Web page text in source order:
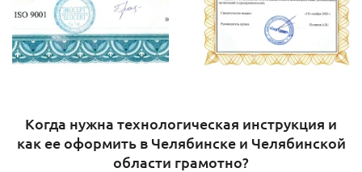
Когда нужна технологическая инструкция и
как ее оформить в Челябинске и Челябинской
области грамотно?